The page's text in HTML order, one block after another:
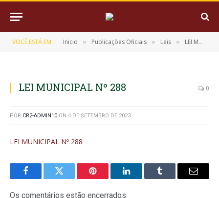
VOCÊ ESTÁ EM: Inicio » Publicações Oficiais » Leis » LEI MUNICIPAL Nº 288 DE 28 DE MARÇO DE 2023 (Esta lei revoga a lei municipal 009/96 e dispõe sobre o conselho tutelar, conselho municipal dos direitos da criança e do adolescente- CMDCA e institui o fundo adolescente nos termos previstos na lei federal nº 8.069 de 13 de julho de 1990- estatuto da criança e do adolescente e na constituição federal de 1998)
LEI MUNICIPAL Nº 288 0
POR CR2-ADMIN10 ON 4 DE SETEMBRO DE 2023
LEI MUNICIPAL Nº 288
FacebookTwitter Pinterest LinkedInTumblr
E-
Os comentários estão encerrados.